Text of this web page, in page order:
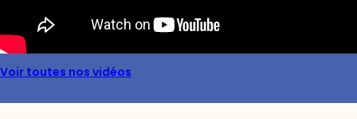
Voir toutes nos vidéos